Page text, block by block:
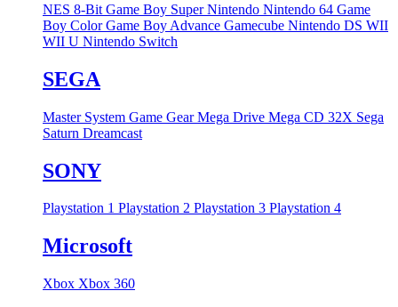
NES 8-Bit Game Boy Super Nintendo Nintendo 64 Game
Boy ColorGame Boy Advance Gamecube Nintendo DS WII
WII U Nintendo Switch
SEGA
Master System Game GearMega Drive Mega CD 32X Sega
Saturn Dreamcast
SONY
Playstation 1 Playstation 2 Playstation 3 Playstation 4
Microsoft
Xbox Xbox 360